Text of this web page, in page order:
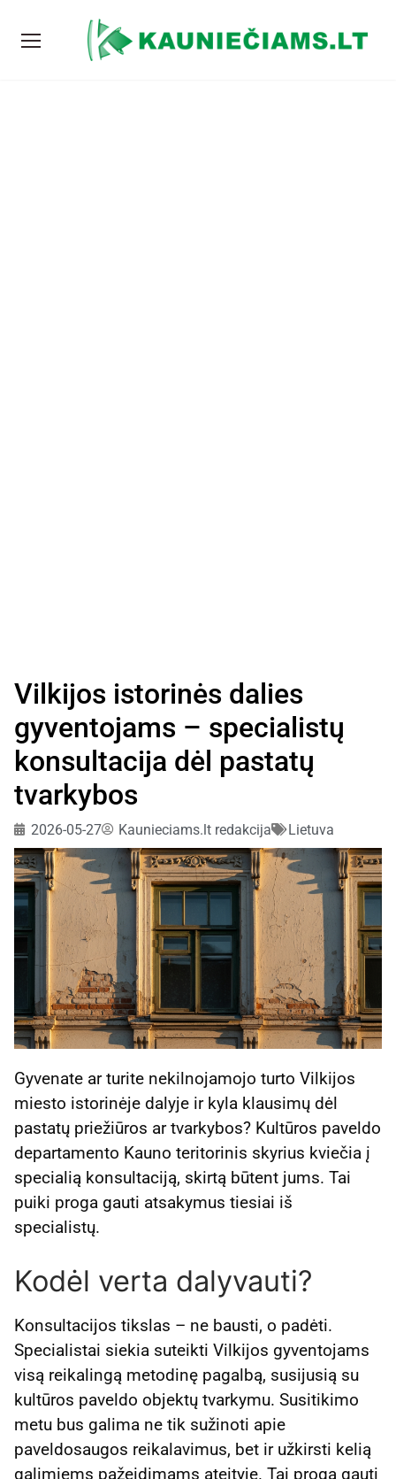
Vilkijos istorinės dalies
gyventojams – specialistų
konsultacija dėl pastatų
tvarkybos
2026-05-27 Kaunieciams.lt redakcija Lietuva
Gyvenate ar turite nekilnojamojo turto Vilkijos
miesto istorinėje dalyje ir kyla klausimų dėl
pastatų priežiūros ar tvarkybos? Kultūros paveldo
departamento Kauno teritorinis skyrius kviečia į
specialią konsultaciją, skirtą būtent jums. Tai
puiki proga gauti atsakymus tiesiai iš
specialistų.
Kodėl verta dalyvauti?
Konsultacijos tikslas – ne bausti, o padėti.
Specialistai siekia suteikti Vilkijos gyventojams
visą reikalingą metodinę pagalbą, susijusią su
kultūros paveldo objektų tvarkymu. Susitikimo
metu bus galima ne tik sužinoti apie
paveldosaugos reikalavimus, bet ir užkirsti kelią
galimiems pažeidimams ateityje. Tai proga gauti